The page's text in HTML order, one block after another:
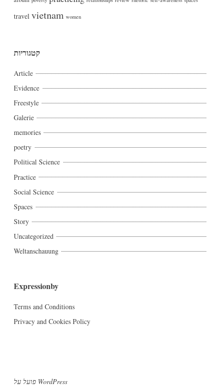
travel vietnam women
קטגוריות
Article
Evidence
Freestyle
Galerie
memories
poetry
Political Science
Practice
Social Science
Spaces
Story
Uncategorized
Weltanschauung
Expressionby
Terms and Conditions
Privacy and Cookies Policy
פועל על WordPress